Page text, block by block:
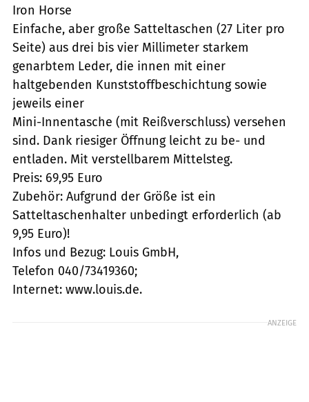
Iron Horse
Einfache, aber große Satteltaschen (27 Liter pro
Seite) aus drei bis vier Millimeter starkem
genarbtem Leder, die innen mit einer
haltgebenden Kunststoffbeschichtung sowie
jeweils einer
Mini-Innentasche (mit Reißverschluss) versehen
sind. Dank riesiger Öffnung leicht zu be- und
entladen. Mit verstellbarem Mittelsteg.
Preis: 69,95 Euro
Zubehör: Aufgrund der Größe ist ein
Satteltaschenhalter unbedingt erforderlich (ab
9,95 Euro)!
Infos und Bezug: Louis GmbH,
Telefon 040/73419360;
Internet: www.louis.de.
ANZEIGE